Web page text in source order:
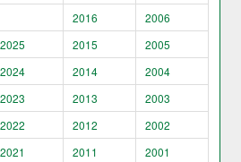
2016
2006
2025
2015
2005
2024
2014
2004
2023
2013
2003
2022
2012
2002
2021
2011 2001